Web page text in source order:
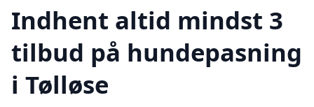
Indhent altid mindst 3
tilbud på hundepasning
i Tølløse